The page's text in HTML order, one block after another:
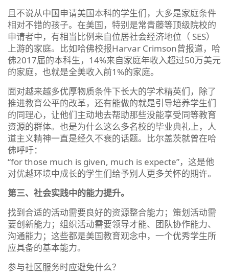
且不说从中国申请美国本科的学生们，大多是家庭条件
相对不错的孩子。在美国，特别是常青藤等顶级院校的
申请者中，有相当比例来自位居社会经济地位（ SES）
上游的家庭。比如哈佛校报Harvar Crimson曾报道，哈
佛2017届的本科生，14%来自家庭年收入超过50万美元
的家庭，也就是全美收入前1%的家庭。
面对越来越多优厚物质条件下长大的学术精英们，除了
推进教育公平的改革，还有能做的就是引导培养学生们
的同理心，让他们主动地去帮助那些没能享受同等教育
资源的群体。也是为什么这么多名校的毕业典礼上，人
道主义精神一直是经久不衰的话题。比尔盖茨就曾在哈
佛呼吁：
“for those much is given, much is expecte”，这是他
对优越环境中成长的学生们给予别人更多关怀的期许。
第三、社会实践中的能力提升。
找到合适的活动需要良好的资源整合能力；策划活动需
要创新能力；组织活动需要领导才能、团队协作能力、
沟通能力；这些都是美国教育观念中，一个优秀学生所
应具备的基本能力。
参与社区服务时应避免什么？